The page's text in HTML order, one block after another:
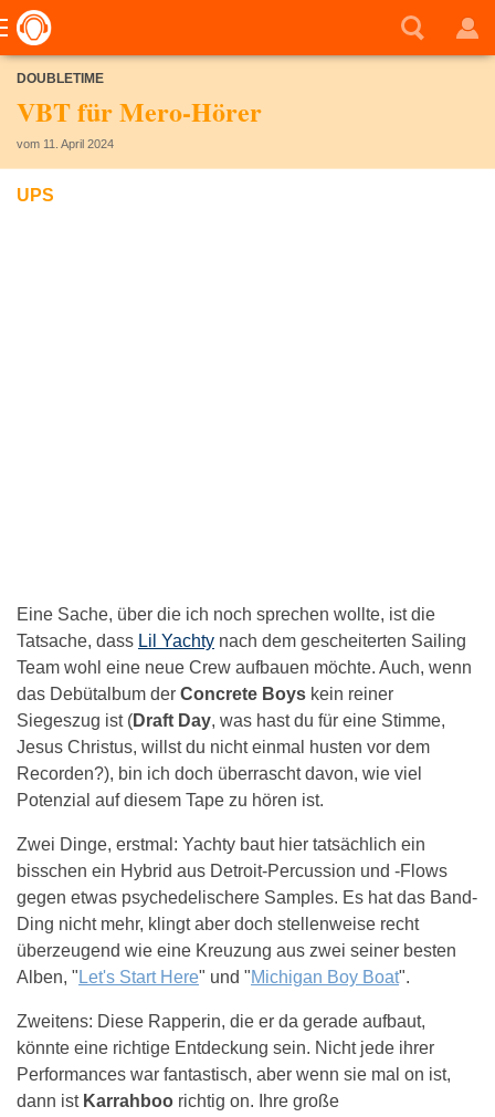
DOUBLETIME
VBT für Mero-Hörer
vom 11. April 2024
UPS
Eine Sache, über die ich noch sprechen wollte, ist die
Tatsache, dass Lil Yachty nach dem gescheiterten Sailing
Team wohl eine neue Crew aufbauen möchte. Auch, wenn
das Debütalbum der Concrete Boys kein reiner
Siegeszug ist (Draft Day, was hast du für eine Stimme,
Jesus Christus, willst du nicht einmal husten vor dem
Recorden?), bin ich doch überrascht davon, wie viel
Potenzial auf diesem Tape zu hören ist.
Zwei Dinge, erstmal: Yachty baut hier tatsächlich ein
bisschen ein Hybrid aus Detroit-Percussion und -Flows
gegen etwas psychedelischere Samples. Es hat das Band-
Ding nicht mehr, klingt aber doch stellenweise recht
überzeugend wie eine Kreuzung aus zwei seiner besten
Alben, " Let's Start Here" und "Michigan Boy Boat".
Zweitens: Diese Rapperin, die er da gerade aufbaut,
könnte eine richtige Entdeckung sein. Nicht jede ihrer
Performances war fantastisch, aber wenn sie mal on ist,
dann ist Karrahboo richtig on. Ihre große